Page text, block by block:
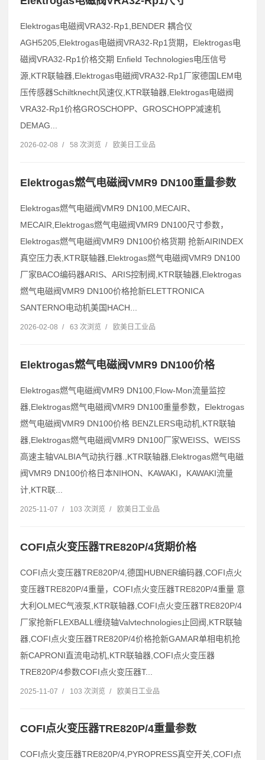
Elektrogas电磁阀VRA32-Rp1,BENDER 耦合仪
AGH5205,Elektrogas电磁阀VRA32-Rp1货期，Elektrogas电
磁阀VRA32-Rp1价格交期 Enfield Technologies电压信号
源,KTR联轴器,Elektrogas电磁阀VRA32-Rp1厂家德国LEM电
压传感器Schiltknecht风速仪,KTR联轴器,Elektrogas电磁阀
VRA32-Rp1价格GROSCHOPP、GROSCHOPP减速机
DEMAG...
2026-02-08 / 58 次浏览 / 欧美日工业品
Elektrogas燃气电磁阀VMR9 DN100重量参数
Elektrogas燃气电磁阀VMR9 DN100,MECAIR、
MECAIR,Elektrogas燃气电磁阀VMR9 DN100尺寸参数，
Elektrogas燃气电磁阀VMR9 DN100价格货期 抢新AIRINDEX
真空压力表,KTR联轴器,Elektrogas燃气电磁阀VMR9 DN100
厂家BACO编码器ARIS、ARIS控制阀,KTR联轴器,Elektrogas
燃气电磁阀VMR9 DN100价格抢新ELETTRONICA
SANTERNO电动机美国HACH...
2026-02-08 / 63 次浏览 / 欧美日工业品
Elektrogas燃气电磁阀VMR9 DN100价格
Elektrogas燃气电磁阀VMR9 DN100,Flow-Mon流量监控
器,Elektrogas燃气电磁阀VMR9 DN100重量参数，Elektrogas
燃气电磁阀VMR9 DN100价格 BENZLERS电动机,KTR联轴
器,Elektrogas燃气电磁阀VMR9 DN100厂家WEISS、WEISS
高速主轴VALBIA气动执行器.,KTR联轴器,Elektrogas燃气电磁
阀VMR9 DN100价格日本NIHON、KAWAKI，KAWAKI流量
计,KTR联...
2025-11-07 / 103 次浏览 / 欧美日工业品
COFI点火变压器TRE820P/4货期价格
COFI点火变压器TRE820P/4,德国HUBNER编码器,COFI点火
变压器TRE820P/4重量，COFI点火变压器TRE820P/4重量 意
大利OLMEC气液泵,KTR联轴器,COFI点火变压器TRE820P/4
厂家抢新FLEXBALL缠绕轴Valvtechnologies止回阀,KTR联轴
器,COFI点火变压器TRE820P/4价格抢新GAMAR单相电机抢
新CAPRONI直流电动机,KTR联轴器,COFI点火变压器
TRE820P/4参数COFI点火变压器T...
2025-11-07 / 103 次浏览 / 欧美日工业品
COFI点火变压器TRE820P/4重量参数
COFI点火变压器TRE820P/4,PYROPRESS真空开关,COFI点